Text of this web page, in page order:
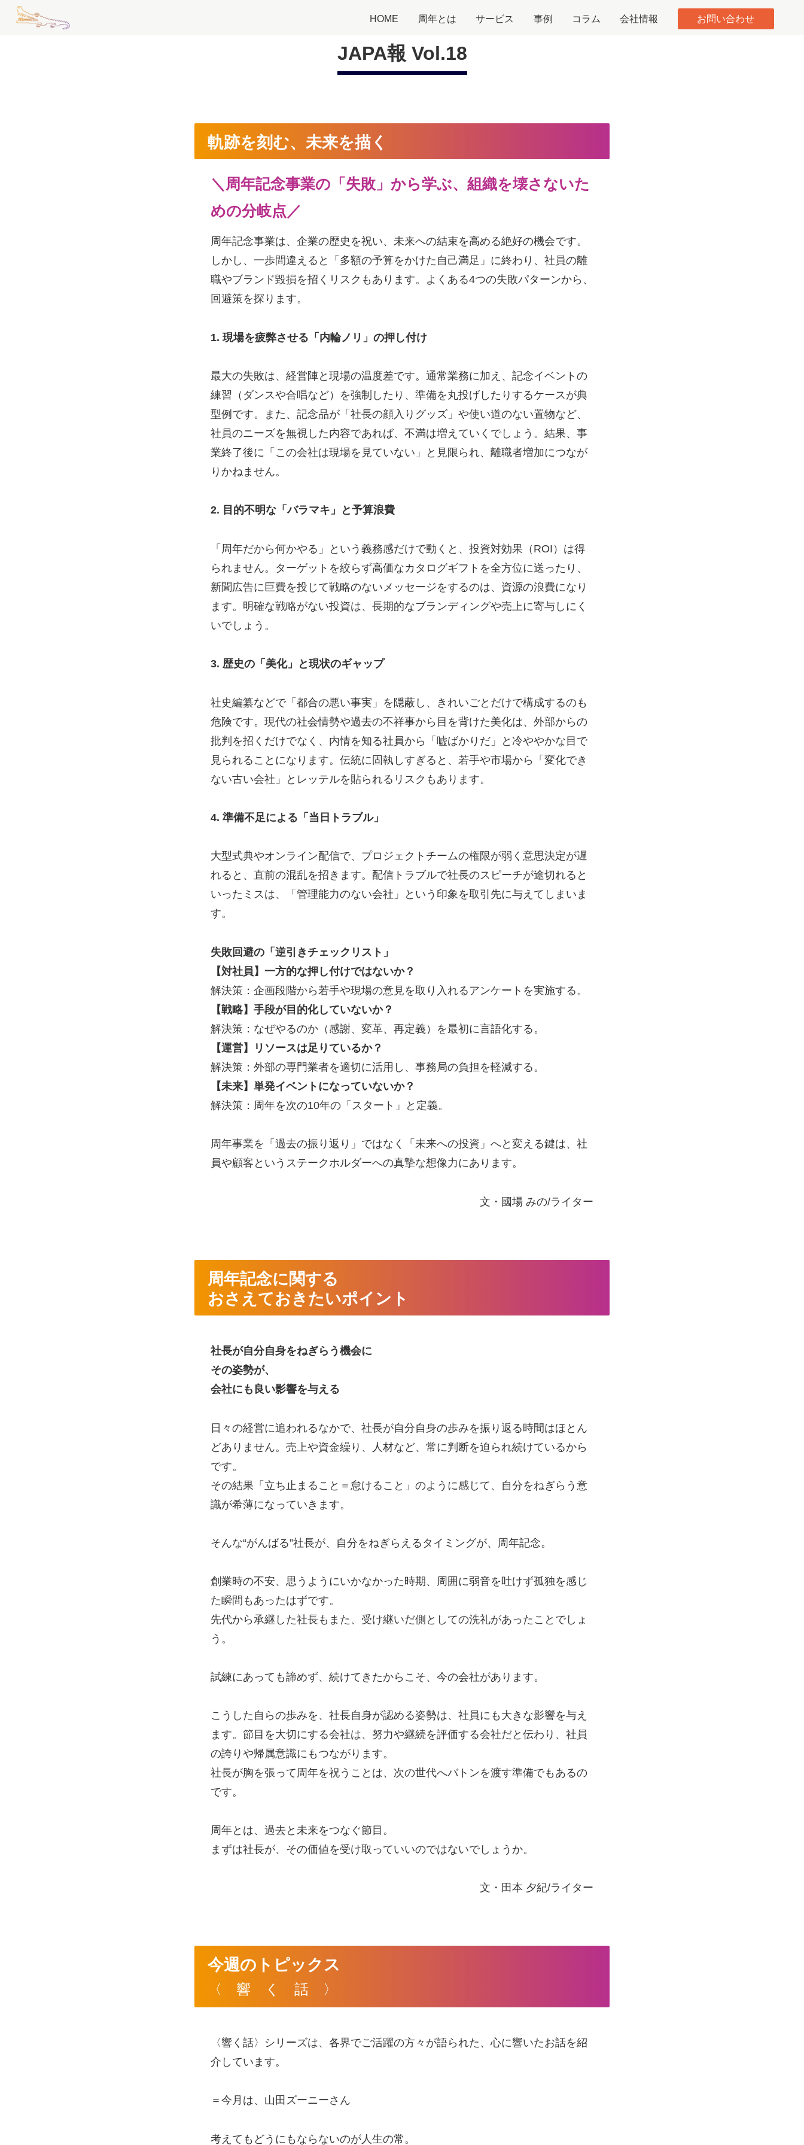
HOME 周年とは サービス 事例 コラム 会社情報 お問い合わせ
JAPA報 Vol.18
軌跡を刻む、未来を描く
＼ 周年記念事業の「失敗」から学ぶ、組織を壊さないた
めの分岐点／
周年記念事業は、企業の歴史を祝い、未来への結束を高める絶好の機会です。
しかし、一歩間違えると「多額の予算をかけた自己満足」に終わり、社員の離
職やブランド毀損を招くリスクもあります。よくある4つの失敗パターンから、
回避策を探ります。
1. 現場を疲弊させる「内輪ノリ」の押し付け
最大の失敗は、経営陣と現場の温度差です。通常業務に加え、記念イベントの
練習（ダンスや合唱など）を強制したり、準備を丸投げしたりするケースが典
型例です。また、記念品が「社長の顔入りグッズ」や使い道のない置物など、
社員のニーズを無視した内容であれば、不満は増えていくでしょう。結果、事
業終了後に「この会社は現場を見ていない」と見限られ、離職者増加につなが
りかねません。
2. 目的不明な「バラマキ」と予算浪費
「周年だから何かやる」という義務感だけで動くと、投資対効果（ROI）は得
られません。ターゲットを絞らず高価なカタログギフトを全方位に送ったり、
新聞広告に巨費を投じて戦略のないメッセージをするのは、資源の浪費になり
ます。明確な戦略がない投資は、長期的なブランディングや売上に寄与しにく
いでしょう。
3. 歴史の「美化」と現状のギャップ
社史編纂などで「都合の悪い事実」を隠蔽し、きれいごとだけで構成するのも
危険です。現代の社会情勢や過去の不祥事から目を背けた美化は、外部からの
批判を招くだけでなく、内情を知る社員から「嘘ばかりだ」と冷ややかな目で
見られることになります。伝統に固執しすぎると、若手や市場から「変化でき
ない古い会社」とレッテルを貼られるリスクもあります。
4. 準備不足による「当日トラブル」
大型式典やオンライン配信で、プロジェクトチームの権限が弱く意思決定が遅
れると、直前の混乱を招きます。配信トラブルで社長のスピーチが途切れると
いったミスは、「管理能力のない会社」という印象を取引先に与えてしまいま
す。
失敗回避の「逆引きチェックリスト」
【対社員】一方的な押し付けではないか？
解決策：企画段階から若手や現場の意見を取り入れるアンケートを実施する。
【戦略】手段が目的化していないか？
解決策：なぜやるのか（感謝、変革、再定義）を最初に言語化する。
【運営】リソースは足りているか？
解決策：外部の専門業者を適切に活用し、事務局の負担を軽減する。
【未来】単発イベントになっていないか？
解決策：周年を次の10年の「スタート」と定義。
周年事業を「過去の振り返り」ではなく「未来への投資」へと変える鍵は、社
員や顧客というステークホルダーへの真摯な想像力にあります。
文・國場 みの/ライター
周年記念に関する
おさえておきたいポイント
社長が自分自身をねぎらう機会に
その姿勢が、
会社にも良い影響を与える
日々の経営に追われるなかで、社長が自分自身の歩みを振り返る時間はほとん
どありません。売上や資金繰り、人材など、常に判断を迫られ続けているから
です。
その結果「立ち止まること＝怠けること」のように感じて、自分をねぎらう意
識が希薄になっていきます。
そんな“がんばる”社長が、自分をねぎらえるタイミングが、周年記念。
創業時の不安、思うようにいかなかった時期、周囲に弱音を吐けず孤独を感じ
た瞬間もあったはずです。
先代から承継した社長もまた、受け継いだ側としての洗礼があったことでしょ
う。
試練にあっても諦めず、続けてきたからこそ、今の会社があります。
こうした自らの歩みを、社長自身が認める姿勢は、社員にも大きな影響を与え
ます。節目を大切にする会社は、努力や継続を評価する会社だと伝わり、社員
の誇りや帰属意識にもつながります。
社長が胸を張って周年を祝うことは、次の世代へバトンを渡す準備でもあるの
です。
周年とは、過去と未来をつなぐ節目。
まずは社長が、その価値を受け取っていいのではないでしょうか。
文・田本 夕紀/ライター
今週のトピックス
〈 響 く 話 〉
〈響く話〉シリーズは、各界でご活躍の方々が語られた、心に響いたお話を紹
介しています。
＝今月は、山田ズーニーさん
考えてもどうにもならないのが人生の常。